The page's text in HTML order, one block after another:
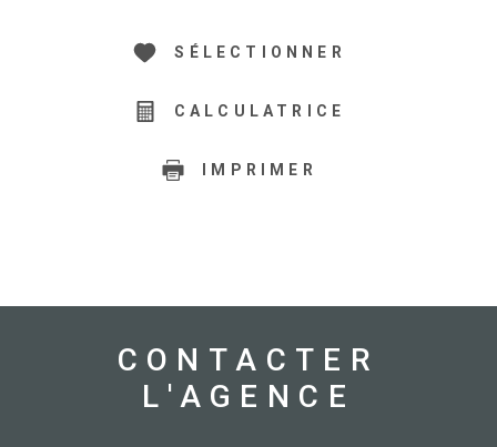
SÉLECTIONNER
CALCULATRICE
IMPRIMER
CONTACTER
L'AGENCE